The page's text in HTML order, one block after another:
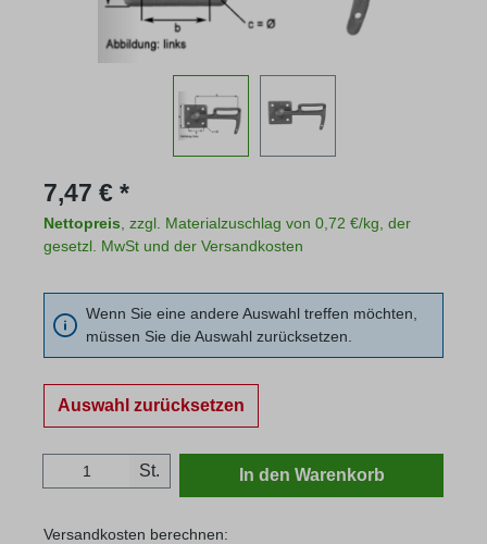
Regulärer Preis:
7,47 € *
Nettopreis , zzgl. Materialzuschlag von 0,72 €/kg, der
gesetzl. MwSt und der Versandkosten
Wenn Sie eine andere Auswahl treffen möchten,
müssen Sie die Auswahl zurücksetzen.
Auswahl zurücksetzen
Produkt Anzahl: Gib den gewünschten
St. In den Warenkorb
Versandkosten berechnen: